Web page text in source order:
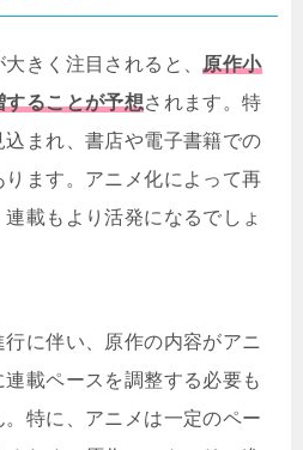
きく注目されると、原作小
することが予想されます。特
まれ、書店や電子書籍での
ます。アニメ化によって再
載もより活発になるでしょ
に伴い、原作の内容がアニ
載ペースを調整する必要も
特に、アニメは一定のペー